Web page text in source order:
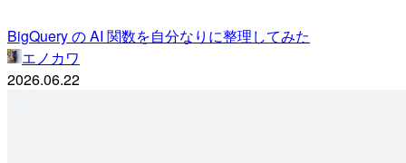
BigQuery の AI 関数を自分なりに整理してみた
エノカワ
2026.06.22